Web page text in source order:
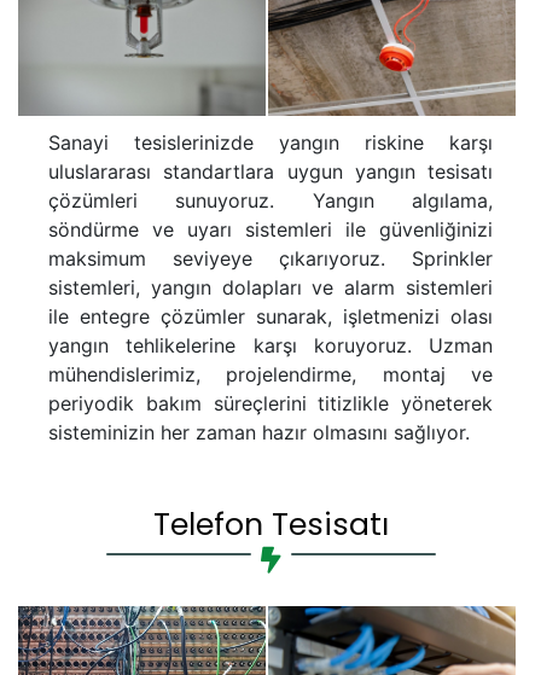
Sanayi tesislerinizde yangın riskine karşı
uluslararası standartlara uygun yangın tesisatı
çözümleri sunuyoruz. Yangın algılama,
söndürme ve uyarı sistemleri ile güvenliğinizi
maksimum seviyeye çıkarıyoruz. Sprinkler
sistemleri, yangın dolapları ve alarm sistemleri
ile entegre çözümler sunarak, işletmenizi olası
yangın tehlikelerine karşı koruyoruz. Uzman
mühendislerimiz, projelendirme, montaj ve
periyodik bakım süreçlerini titizlikle yöneterek
sisteminizin her zaman hazır olmasını sağlıyor.
Telefon Tesisatı